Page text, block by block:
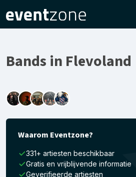
Bands in Flevoland
Waarom Eventzone?
331+ artiesten beschikbaar
Gratis en vrijblijvende informatie
Geverifieerde artiesten